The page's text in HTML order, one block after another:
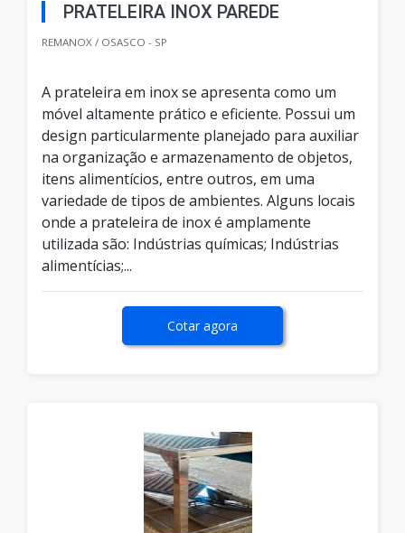
PRATELEIRA INOX PAREDE
REMANOX / OSASCO - SP
A prateleira em inox se apresenta como um
móvel altamente prático e eficiente. Possui um
design particularmente planejado para auxiliar
na organização e armazenamento de objetos,
itens alimentícios, entre outros, em uma
variedade de tipos de ambientes. Alguns locais
onde a prateleira de inox é amplamente
utilizada são: Indústrias químicas; Indústrias
alimentícias;...
Cotar agora